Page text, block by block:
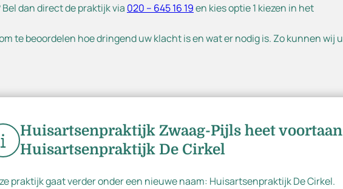
Inschrijven
dan direct de praktijk via 020 – 645 16 19en kies optie 1 kiezen in het
te beoordelen hoe dringend uw klacht is en wat er nodig is. Zo kunnen wij u
wachten tot de volgende werkdag? Neem dan contact op
00.
Huisartsenpraktijk Zwaag-Pijls heet voortaan
Huisartsenpraktijk De Cirkel
praktijk gaat verder onder een nieuwe naam: Huisartsenpraktijk De Cirkel.